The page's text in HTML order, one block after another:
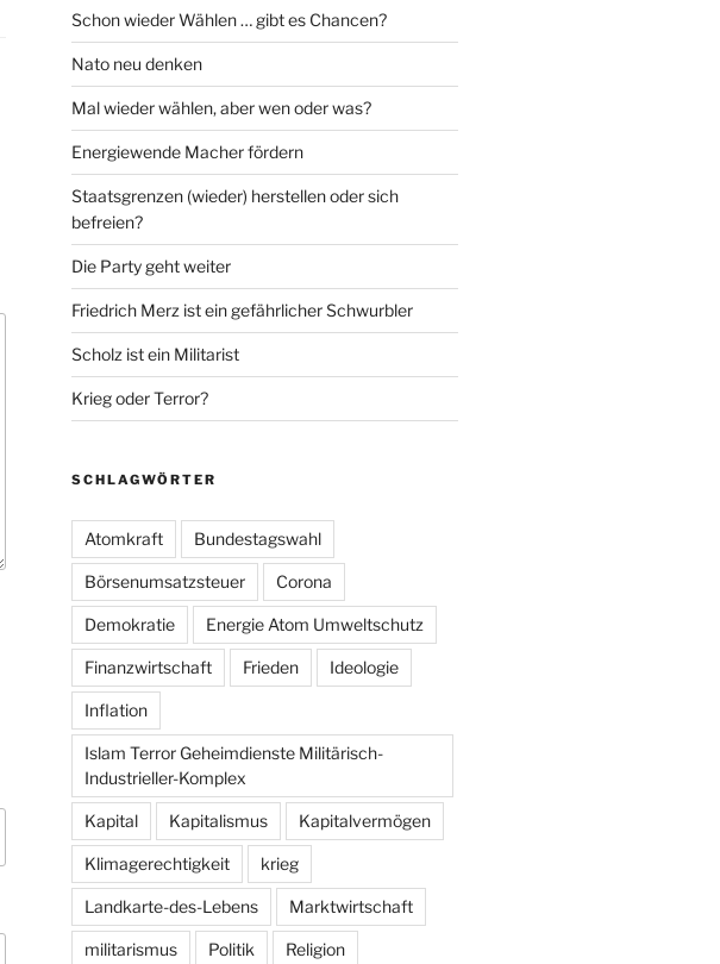
Schon wieder Wählen … gibt es Chancen?
Nato neu denken
Mal wieder wählen, aber wen oder was?
Energiewende Macher fördern
Staatsgrenzen (wieder) herstellen oder sich
befreien?
Die Party geht weiter
Friedrich Merz ist ein gefährlicher Schwurbler
Scholz ist ein Militarist
Krieg oder Terror?
SCHLAGWÖRTER
Atomkraft Bundestagswahl
Börsenumsatzsteuer Corona
Demokratie Energie Atom Umweltschutz
Finanzwirtschaft Frieden Ideologie
Inflation
Islam Terror Geheimdienste Militärisch-
Industrieller-Komplex
Kapital Kapitalismus Kapitalvermögen
Klimagerechtigkeit krieg
Landkarte-des-Lebens Marktwirtschaft
militarismus Politik Religion